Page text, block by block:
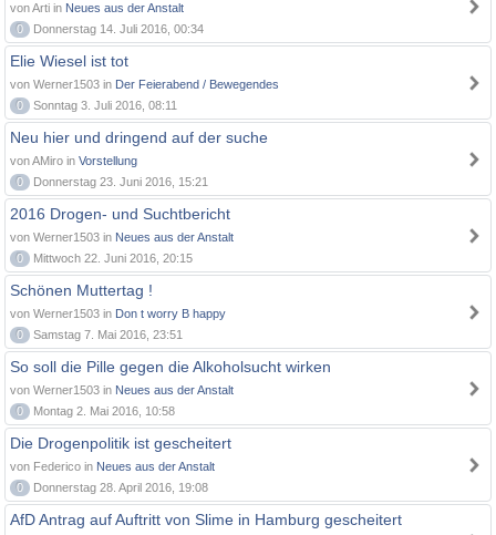
von Arti in Neues aus der Anstalt
0
Donnerstag 14. Juli 2016, 00:34
Elie Wiesel ist tot
von Werner1503 in Der Feierabend / Bewegendes
0
Sonntag 3. Juli 2016, 08:11
Neu hier und dringend auf der suche
von AMiro in Vorstellung
0
Donnerstag 23. Juni 2016, 15:21
2016 Drogen- und Suchtbericht
von Werner1503 in Neues aus der Anstalt
0
Mittwoch 22. Juni 2016, 20:15
Schönen Muttertag !
von Werner1503 in Don t worry B happy
0
Samstag 7. Mai 2016, 23:51
So soll die Pille gegen die Alkoholsucht wirken
von Werner1503 in Neues aus der Anstalt
0
Montag 2. Mai 2016, 10:58
Die Drogenpolitik ist gescheitert
von Federico in Neues aus der Anstalt
0
Donnerstag 28. April 2016, 19:08
AfD Antrag auf Auftritt von Slime in Hamburg gescheitert